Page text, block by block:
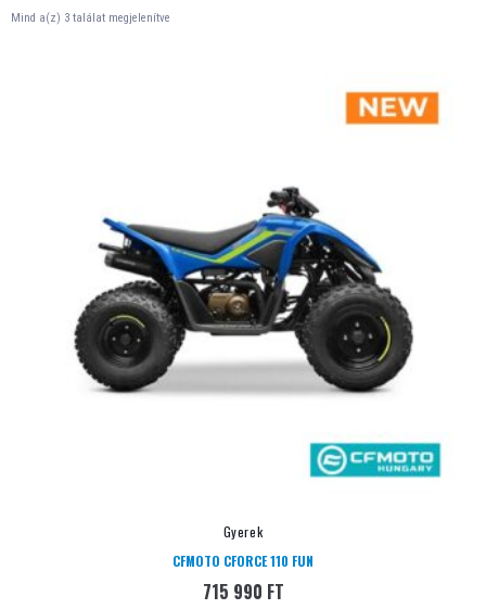
Mind a(z) 3 találat megjelenítve
Gyerek
CFMOTO CFORCE 110 FUN
715 990 FT